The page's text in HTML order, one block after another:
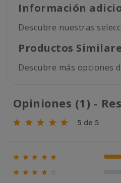
Información
Descubre nuestras
Productos
Descubre más opciones
Opiniones (1) -
5 de 5
    
   